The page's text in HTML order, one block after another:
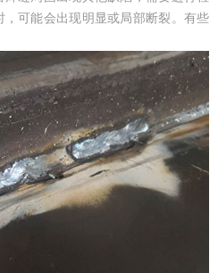
可能会出现明显或局部断裂。有些